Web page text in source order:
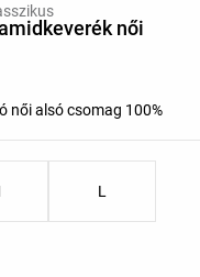
női
női alsó csomag 100%
L